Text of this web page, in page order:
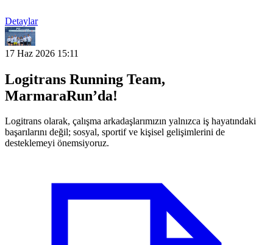
Detaylar
17 Haz 2026 15:11
Logitrans Running Team,
MarmaraRun’da!
Logitrans olarak, çalışma arkadaşlarımızın yalnızca iş hayatındaki
başarılarını değil; sosyal, sportif ve kişisel gelişimlerini de
desteklemeyi önemsiyoruz.